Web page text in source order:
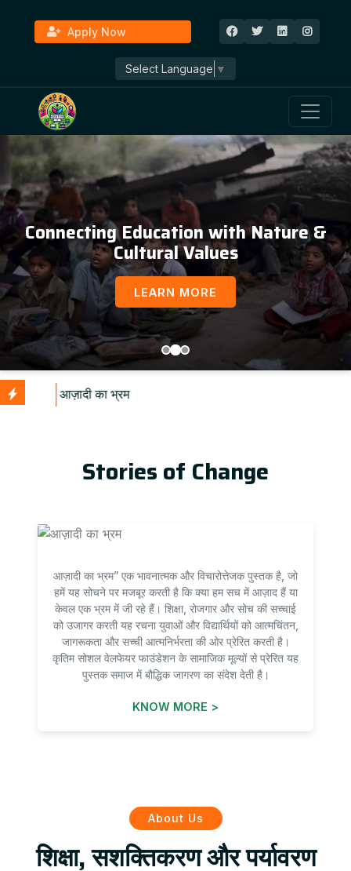
Apply Now
Select Language ▼
Connecting Education with Nature &
Cultural Values
LEARN MORE
Stories of Change
आज़ादी का भ्रम” एक भावनात्मक और विचारोत्तेजक पुस्तक है, जो
हमें यह सोचने पर मजबूर करती है कि क्या हम सच में आज़ाद हैं या
केवल एक भ्रम में जी रहे हैं। शिक्षा, रोजगार और सोच की सच्चाई
को उजागर करती यह रचना युवाओं और विद्यार्थियों को आत्मचिंतन,
जागरूकता और सच्ची आत्मनिर्भरता की ओर प्रेरित करती है।
कृतिम सोशल वेलफेयर फाउंडेशन के सामाजिक मूल्यों से प्रेरित यह
पुस्तक समाज में बौद्धिक जागरण का संदेश देती है।
KNOW MORE >
About Us
शिक्षा, सशक्तिकरण और पर्यावरण